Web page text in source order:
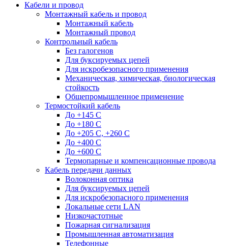
Кабели и провод
Монтажный кабель и провод
Монтажный кабель
Монтажный провод
Контрольный кабель
Без галогенов
Для буксируемых цепей
Для искробезопасного применения
Механическая, химическая, биологическая
стойкость
Общепромышленное применение
Термостойкий кабель
До +145 С
До +180 C
До +205 С, +260 С
До +400 C
До +600 С
Термопарные и компенсационные провода
Кабель передачи данных
Волоконная оптика
Для буксируемых цепей
Для искробезопасного применения
Локальные сети LAN
Низкочастотные
Пожарная сигнализация
Промышленная автоматизация
Телефонные